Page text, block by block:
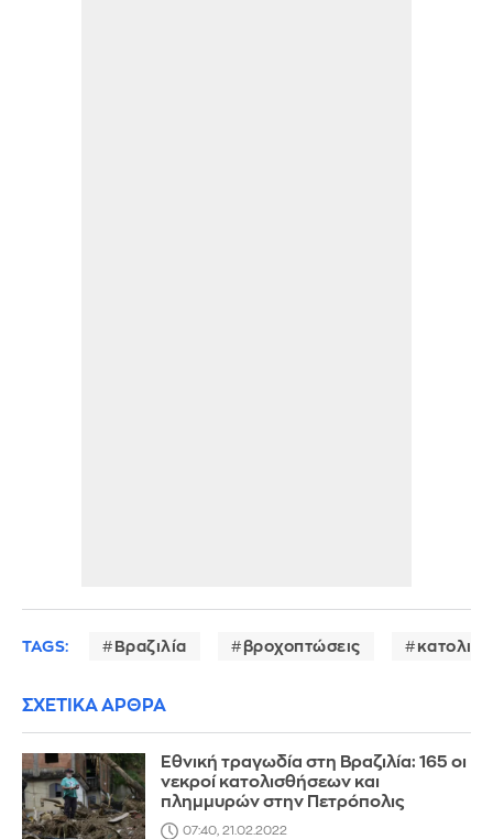
TAGS: Βραζιλία βροχοπτώσεις
ΣΧΕΤΙΚΑ ΑΡΘΡΑ
Εθνική τραγωδία στη Βραζιλία: 165 οι
νεκροί κατολισθήσεων και
πλημμυρών στην Πετρόπολις
07:40, 21.02.2022